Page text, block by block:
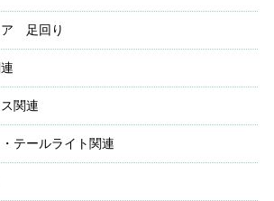
ア 足回り
関連
テールライト関連